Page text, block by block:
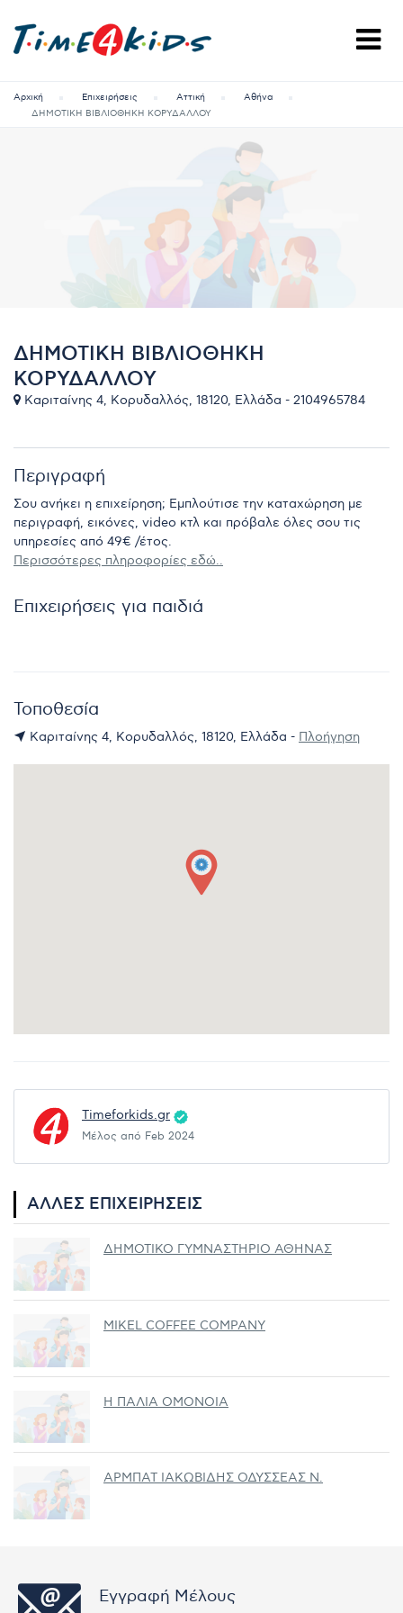
Αρχική Επιχειρήσεις Αττική
Αθήνα
ΔΗΜΟΤΙΚΗ ΒΙΒΛΙΟΘΗΚΗ ΚΟΡΥΔΑΛΛΟΥ
ΔΗΜΟΤΙΚΗ ΒΙΒΛΙΟΘΗΚΗ
ΚΟΡΥΔΑΛΛΟΥ
Καριταίνης 4, Κορυδαλλός, 18120, Ελλάδα - 2104965784
Περιγραφή
Σου ανήκει η επιχείρηση; Εμπλούτισε την καταχώρηση με
περιγραφή, εικόνες, video κτλ και πρόβαλε όλες σου τις
υπηρεσίες από 49€ /έτος.
Περισσότερες πληροφορίες εδώ..
Επιχειρήσεις για παιδιά
Τοποθεσία
Καριταίνης 4, Κορυδαλλός, 18120, Ελλάδα - Πλοήγηση
Timeforkids.gr
Μέλος από Feb 2024
ΆΛΛΕΣ ΕΠΙΧΕΙΡΉΣΕΙΣ
ΔΗΜΟΤΙΚΟ ΓΥΜΝΑΣΤΗΡΙΟ ΑΘΗΝΑΣ
MIKEL COFFEE COMPANY
Η ΠΑΛΙΑ ΟΜΟΝΟΙΑ
ΑΡΜΠΑΤ ΙΑΚΩΒΙΔΗΣ ΟΔΥΣΣΕΑΣ Ν.
Εγγραφή Μέλους